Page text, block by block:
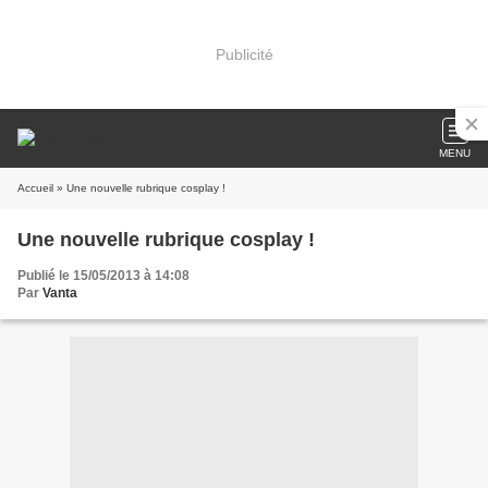
Publicité
MENU
Accueil » Une nouvelle rubrique cosplay !
Une nouvelle rubrique cosplay !
Publié le 15/05/2013 à 14:08
Par Vanta